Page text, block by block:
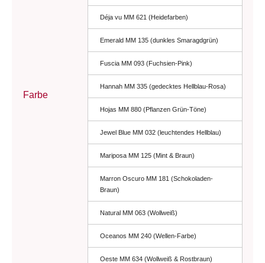
Farbe
Déja vu MM 621 (Heidefarben)
Emerald MM 135 (dunkles Smaragdgrün)
Fuscia MM 093 (Fuchsien-Pink)
Hannah MM 335 (gedecktes Hellblau-Rosa)
Hojas MM 880 (Pflanzen Grün-Töne)
Jewel Blue MM 032 (leuchtendes Hellblau)
Mariposa MM 125 (Mint & Braun)
Marron Oscuro MM 181 (Schokoladen-
Braun)
Natural MM 063 (Wollweiß)
Oceanos MM 240 (Wellen-Farbe)
Oeste MM 634 (Wollweiß & Rostbraun)